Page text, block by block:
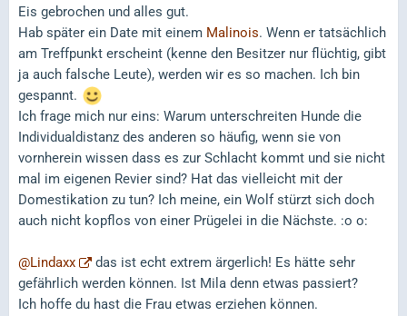
Eis gebrochen und alles gut.
Hab später ein Date mit einem Malinois. Wenn er tatsächlich
am Treffpunkt erscheint (kenne den Besitzer nur flüchtig, gibt
ja auch falsche Leute), werden wir es so machen. Ich bin
gespannt.
Ich frage mich nur eins: Warum unterschreiten Hunde die
Individualdistanz des anderen so häufig, wenn sie von
vornherein wissen dass es zur Schlacht kommt und sie nicht
mal im eigenen Revier sind? Hat das vielleicht mit der
Domestikation zu tun? Ich meine, ein Wolf stürzt sich doch
auch nicht kopflos von einer Prügelei in die Nächste. :o o:
@Lindaxx
das ist echt extrem ärgerlich! Es hätte sehr
gefährlich werden können. Ist Mila denn etwas passiert?
Ich hoffe du hast die Frau etwas erziehen können.